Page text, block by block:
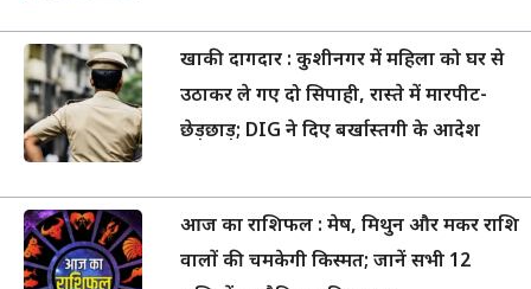
खाकी दागदार : कुशीनगर में महिला को घर से
उठाकर ले गए दो सिपाही, रास्ते में मारपीट-
छेड़छाड़; DIG ने दिए बर्खास्तगी के आदेश
आज का राशिफल : मेष, मिथुन और मकर राशि
वालों की चमकेगी किस्मत; जानें सभी 12